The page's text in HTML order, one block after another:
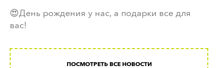
😍День рождения у нас, а подарки все для
вас!
ПОСМОТРЕТЬ ВСЕ НОВОСТИ